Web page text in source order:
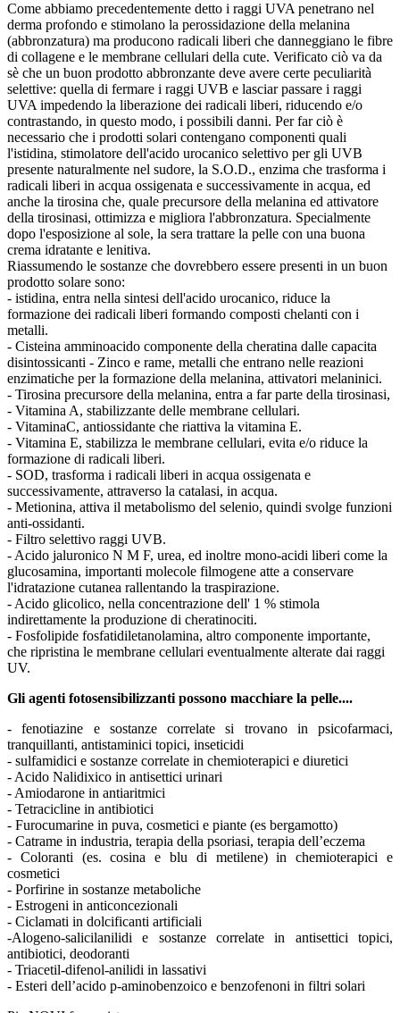
Come abbiamo precedentemente detto i raggi UVA penetrano nel
derma profondo e stimolano la perossidazione della melanina
(abbronzatura) ma producono radicali liberi che danneggiano le fibre
di collagene e le membrane cellulari della cute. Verificato ciò va da
sè che un buon prodotto abbronzante deve avere certe peculiarità
selettive: quella di fermare i raggi UVB e lasciar passare i raggi
UVA impedendo la liberazione dei radicali liberi, riducendo e/o
contrastando, in questo modo, i possibili danni. Per far ciò è
necessario che i prodotti solari contengano componenti quali
l'istidina, stimolatore dell'acido urocanico selettivo per gli UVB
presente naturalmente nel sudore, la S.O.D., enzima che trasforma i
radicali liberi in acqua ossigenata e successivamente in acqua, ed
anche la tirosina che, quale precursore della melanina ed attivatore
della tirosinasi, ottimizza e migliora l'abbronzatura. Specialmente
dopo l'esposizione al sole, la sera trattare la pelle con una buona
crema idratante e lenitiva.
Riassumendo le sostanze che dovrebbero essere presenti in un buon
prodotto solare sono:
- istidina, entra nella sintesi dell'acido urocanico, riduce la
formazione dei radicali liberi formando composti chelanti con i
metalli.
- Cisteina amminoacido componente della cheratina dalle capacita
disintossicanti - Zinco e rame, metalli che entrano nelle reazioni
enzimatiche per la formazione della melanina, attivatori melaninici.
- Tirosina precursore della melanina, entra a far parte della tirosinasi,
- Vitamina A, stabilizzante delle membrane cellulari.
- VitaminaC, antiossidante che riattiva la vitamina E.
- Vitamina E, stabilizza le membrane cellulari, evita e/o riduce la
formazione di radicali liberi.
- SOD, trasforma i radicali liberi in acqua ossigenata e
successivamente, attraverso la catalasi, in acqua.
- Metionina, attiva il metabolismo del selenio, quindi svolge funzioni
anti-ossidanti.
- Filtro selettivo raggi UVB.
- Acido jaluronico N M F, urea, ed inoltre mono-acidi liberi come la
glucosamina, importanti molecole filmogene atte a conservare
l'idratazione cutanea rallentando la traspirazione.
- Acido glicolico, nella concentrazione dell' 1 % stimola
indirettamente la produzione di cheratinociti.
- Fosfolipide fosfatidiletanolamina, altro componente importante,
che ripristina le membrane cellulari eventualmente alterate dai raggi
UV.
Gli agenti fotosensibilizzanti possono macchiare la pelle....
- fenotiazine e sostanze correlate si trovano in psicofarmaci,
tranquillanti, antistaminici topici, inseticidi
- sulfamidici e sostanze correlate in chemioterapici e diuretici
- Acido Nalidixico in antisettici urinari
- Amiodarone in antiaritmici
- Tetracicline in antibiotici
- Furocumarine in puva, cosmetici e piante (es bergamotto)
- Catrame in industria, terapia della psoriasi, terapia dell’eczema
- Coloranti (es. cosina e blu di metilene) in chemioterapici e
cosmetici
- Porfirine in sostanze metaboliche
- Estrogeni in anticoncezionali
- Ciclamati in dolcificanti artificiali
-Alogeno-salicilanilidi e sostanze correlate in antisettici topici,
antibiotici, deodoranti
- Triacetil-difenol-anilidi in lassativi
- Esteri dell’acido p-aminobenzoico e benzofenoni in filtri solari